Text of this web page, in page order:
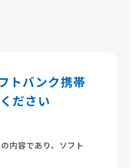
トバンク携帯
ださい
内容であり、ソフト